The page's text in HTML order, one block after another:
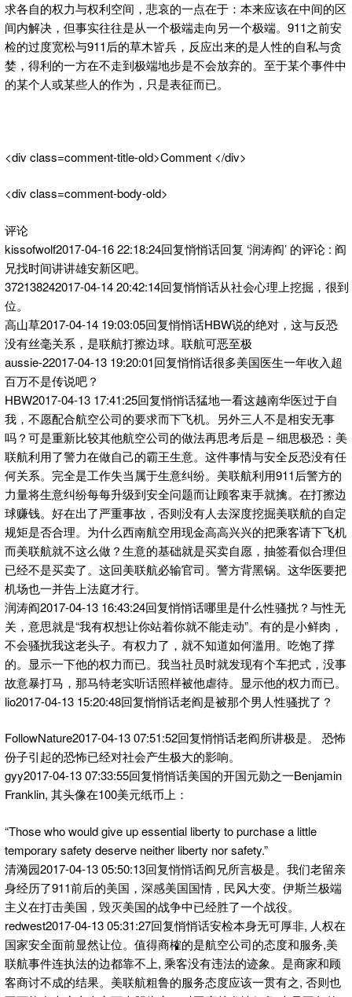
求各自的权力与权利空间，悲哀的一点在于：本来应该在中间的区
间内解决，但事实往往是从一个极端走向另一个极端。911之前安
检的过度宽松与911后的草木皆兵，反应出来的是人性的自私与贪
婪，得利的一方在不走到极端地步是不会放弃的。至于某个事件中
的某个人或某些人的作为，只是表征而已。
<div class=comment-title-old>Comment </div>
<div class=comment-body-old>
评论
kissofwolf2017-04-16 22:18:24回复悄悄话回复 ‘润涛阎’ 的评论 : 阎
兄找时间讲讲雄安新区吧。
372138242017-04-14 20:42:14回复悄悄话从社会心理上挖掘，很到
位。
高山草2017-04-14 19:03:05回复悄悄话HBW说的绝对，这与反恐
没有丝毫关系，是联航打擦边球。联航可恶至极
aussie-22017-04-13 19:20:01回复悄悄话很多美国医生一年收入超
百万不是传说吧？
HBW2017-04-13 17:41:25回复悄悄话猛地一看这越南华医过于自
我，不愿配合航空公司的要求而下飞机。另外三人不是相安无事
吗？可是重新比较其他航空公司的做法再思考后是 – 细思极恐：美
联航利用了警力在做自己的霸王生意。这件事情与安全反恐没有任
何关系。完全是工作失当属于生意纠纷。美联航利用911后警方的
力量将生意纠纷每每升级到安全问题而让顾客束手就擒。在打擦边
球赚钱。好在出了严重事故，否则没有人去深度挖掘美联航的自定
规矩是否合理。为什么西南航空用现金高高兴兴的把乘客请下飞机
而美联航就不这么做？生意的基础就是买卖自愿，抽签看似合理但
已经不是买卖了。这回美联航必输官司。警方背黑锅。这华医要把
机场也一并告上法庭才行。
润涛阎2017-04-13 16:43:24回复悄悄话哪里是什么性骚扰？与性无
关，意思就是“我有权想让你站着你就不能走动”。有的是小鲜肉，
不会骚扰我这老头子。有权力了，就不知道如何滥用。吃饱了撑
的。显示一下他的权力而已。我当社员时就发现有个车把式，没事
故意暴打马，那马特老实听话照样被他虐待。显示他的权力而已。
lio2017-04-13 15:20:48回复悄悄话老阎是被那个男人性骚扰了？
FollowNature2017-04-13 07:51:52回复悄悄话老阎所讲极是。 恐怖
份子引起的恐怖已经对社会产生极大的影响。
gyy2017-04-13 07:33:55回复悄悄话美国的开国元勋之一Benjamin
Franklin, 其头像在100美元纸币上：
“Those who would give up essential liberty to purchase a little
temporary safety deserve neither liberty nor safety.”
清漪园2017-04-13 05:50:13回复悄悄话阎兄所言极是。我们老留亲
身经历了911前后的美国，深感美国国情，民风大变。伊斯兰极端
主义在打击美国，毁灭美国的战争中已经胜了一个战役。
redwest2017-04-13 05:31:27回复悄悄话安检本身无可厚非, 人权在
国家安全面前显然让位。值得商榷的是航空公司的态度和服务,美
联航事件连执法的边都靠不上, 乘客没有违法的迹象。是商家和顾
客商讨不成的结果。美联航粗鲁的服务态度应该一贯有之, 否则也